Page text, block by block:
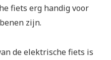
fiets erg handig voor
zijn.
de elektrische fiets is